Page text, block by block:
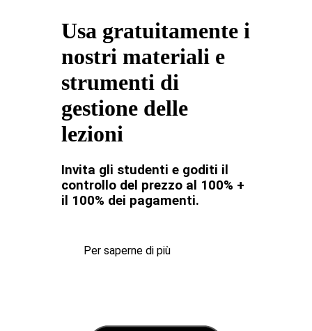
Usa gratuitamente i
nostri materiali e
strumenti di
gestione delle
lezioni
Invita gli studenti e goditi il
controllo del prezzo al 100% +
il 100% dei pagamenti.
Per saperne di più